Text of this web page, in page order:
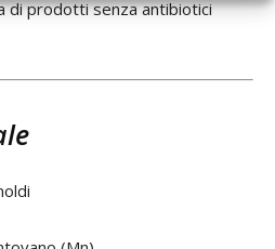
di prodotti senza antibiotici